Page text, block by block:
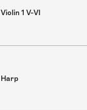
Violin 1 V-VI
Harp